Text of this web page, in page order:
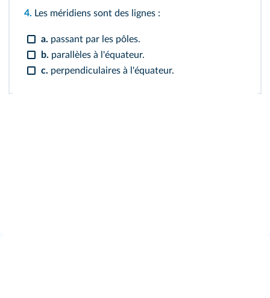
4. Les méridiens sont des lignes :
a. passant par les pôles.
b. parallèles à l'équateur.
c. perpendiculaires à l'équateur.